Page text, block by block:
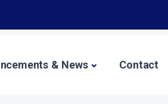
& News Contact